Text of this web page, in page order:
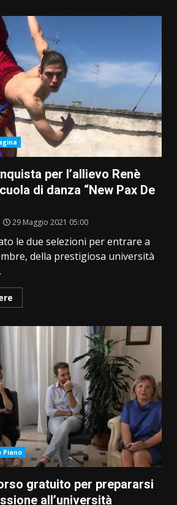
per l’allievo Renè
di danza “New Pax De
29 Maggio 2021 05:00
le due selezioni per entrare a
della prestigiosa università
Piano
gratuito per prepararsi
all’università